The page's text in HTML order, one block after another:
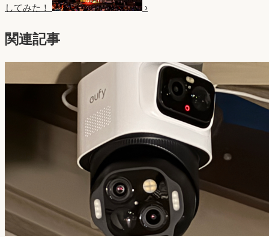
してみた！ ›
関連記事